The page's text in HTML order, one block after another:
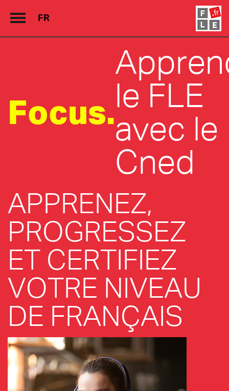
Le français en ligne
FR
Focus.le FLE
avec le
Cned
APPRENEZ,
PROGRESSEZ
ET CERTIFIEZ
VOTRE NIVEAU
DE FRANÇAIS